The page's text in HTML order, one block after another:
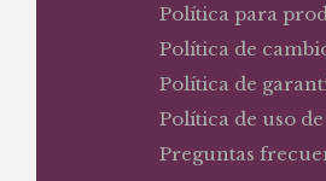
Política para
Política de
Política de
Política de uso
Preguntas